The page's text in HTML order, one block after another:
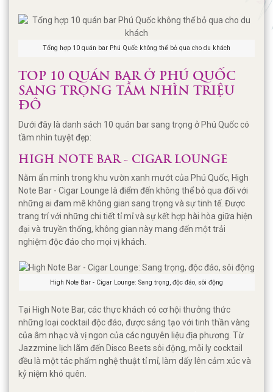
Tổng hợp 10 quán bar Phú Quốc không thể bỏ qua cho du khách
TOP 10 QUÁN BAR Ở PHÚ QUỐC
SANG TRỌNG TẦM NHÌN TRIỆU
ĐÔ
Dưới đây là danh sách 10 quán bar sang trọng ở Phú Quốc có
tầm nhìn tuyệt đẹp:
HIGH NOTE BAR - CIGAR LOUNGE
Nằm ẩn mình trong khu vườn xanh mướt của Phú Quốc, High
Note Bar - Cigar Lounge là điểm đến không thể bỏ qua đối với
những ai đam mê không gian sang trọng và sự tinh tế. Được
trang trí với những chi tiết tỉ mỉ và sự kết hợp hài hòa giữa hiện
đại và truyền thống, không gian này mang đến một trải
nghiệm độc đáo cho mọi vị khách.
High Note Bar - Cigar Lounge: Sang trọng, độc đáo, sôi động
Tại High Note Bar, các thực khách có cơ hội thưởng thức
những loại cocktail độc đáo, được sáng tạo với tinh thần vàng
của âm nhạc và vị ngon của các nguyên liệu địa phương. Từ
Jazzmine lịch lãm đến Disco Beets sôi động, mỗi ly cocktail
đều là một tác phẩm nghệ thuật tỉ mỉ, làm dấy lên cảm xúc và
kỷ niệm khó quên.